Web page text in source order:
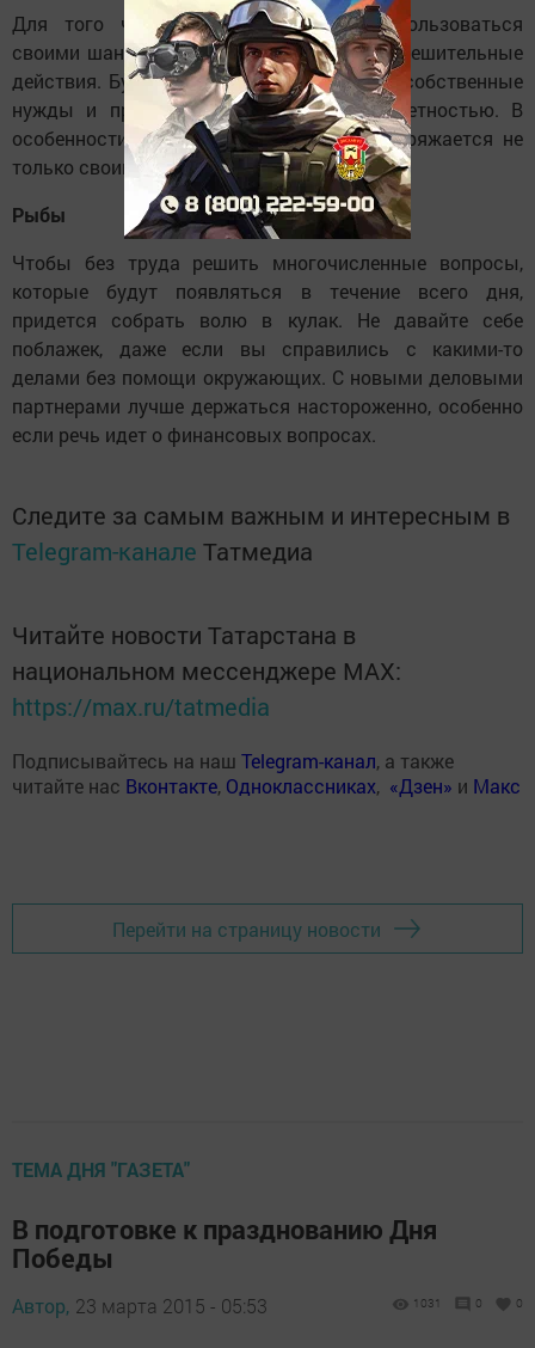
Для того чтобы в полной мере воспользоваться
своими шансами, понадобятся довольно решительные
действия. Будьте осторожнее в тратах на собственные
нужды и при работе с финансовой отчетностью. В
особенности это касается тех, кто распоряжается не
только своими деньгами.
Рыбы
Чтобы без труда решить многочисленные вопросы,
которые будут появляться в течение всего дня,
придется собрать волю в кулак. Не давайте себе
поблажек, даже если вы справились с какими-то
делами без помощи окружающих. С новыми деловыми
партнерами лучше держаться настороженно, особенно
если речь идет о финансовых вопросах.
Следите за самым важным и интересным в
Telegram-канале Татмедиа
Читайте новости Татарстана в
национальном мессенджере MАХ:
https://max.ru/tatmedia
Подписывайтесь на наш Telegram-канал, а также
читайте нас Вконтакте, Одноклассниках, «Дзен» и Макс
Перейти на страницу новости
ТЕМА ДНЯ "ГАЗЕТА"
В подготовке к празднованию Дня
Победы
Автор, 23 марта 2015 - 05:53 1031 0 0